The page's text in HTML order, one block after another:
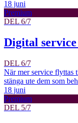
18 juni
Premium
DEL 6/7
Digital
DEL 6/7
När mer service flyttas
stänga ute dem som
18 juni
Premium
DEL 5/7